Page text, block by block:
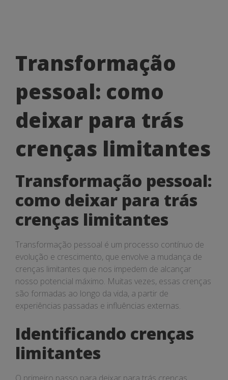
Transformação
pessoal:
como
deixar
para
trás
crenças
limitantes
Transformação
pessoal: como
deixar para trás
crenças limitantes
Transformação pessoal:
como deixar para trás
crenças limitantes
Transformação pessoal é um processo contínuo de
evolução e crescimento, que envolve a mudança de
crenças limitantes que nos impedem de alcançar
nosso potencial máximo. Muitas vezes, essas crenças
são formadas ao longo da vida, a partir de
experiências passadas e influências externas.
Identificando crenças
limitantes